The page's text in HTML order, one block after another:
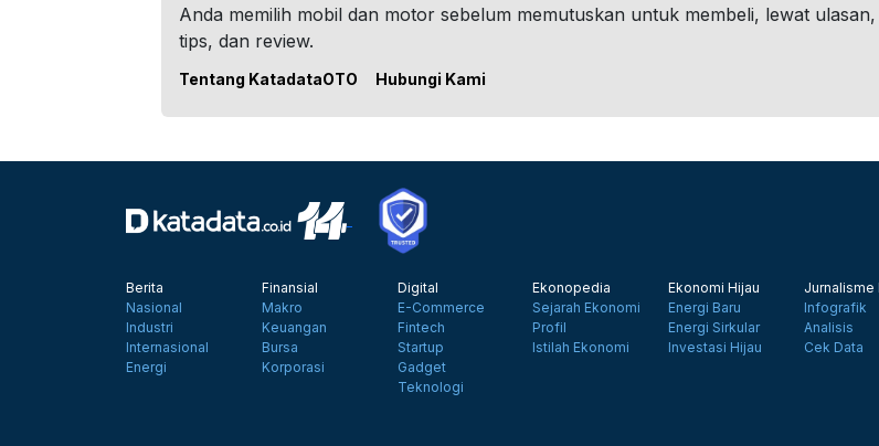
Anda memilih mobil dan motor sebelum memutuskan untuk membeli, lewat ulasan,
tips, dan review.
Tentang KatadataOTO Hubungi Kami
Berita
Nasional
Industri
Internasional
Energi
Finansial
Makro
Keuangan
Bursa
Korporasi
Digital
E-Commerce
Fintech
Startup
Gadget
Teknologi
Ekonopedia
Sejarah Ekonomi
Profil
Istilah Ekonomi
Ekonomi Hijau
Energi Baru
Energi Sirkular
Investasi Hijau
Jurnalisme
Infografik
Analisis
Cek Data